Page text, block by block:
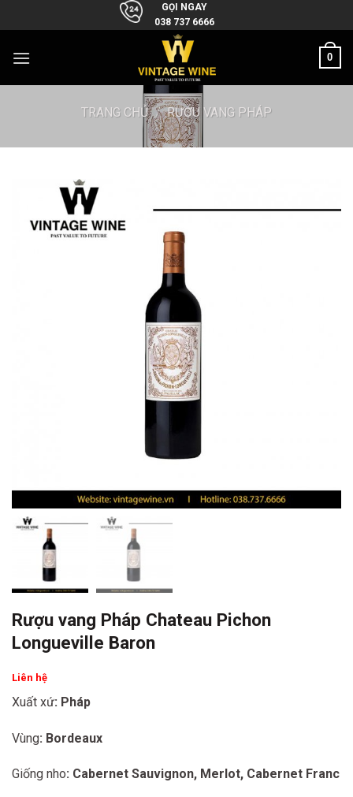
to
GỌI NGAY
038 737 6666
0
TRANG CHỦ / RƯỢU VANG PHÁP
Rượu vang Pháp Chateau Pichon
Longueville Baron
Liên hệ
Xuất xứ: Pháp
Vùng: Bordeaux
Giống nho: Cabernet Sauvignon, Merlot, Cabernet Franc